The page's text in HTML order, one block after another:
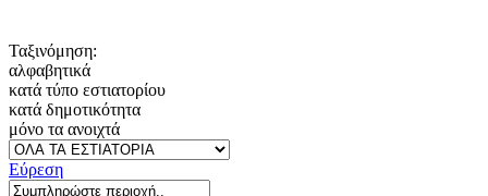
Ταξινόμηση:
αλφαβητικά
κατά τύπο εστιατορίου
κατά δημοτικότητα
μόνο τα ανοιχτά
Εύρεση